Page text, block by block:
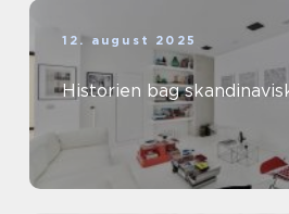
12. august 2025
Historien bag